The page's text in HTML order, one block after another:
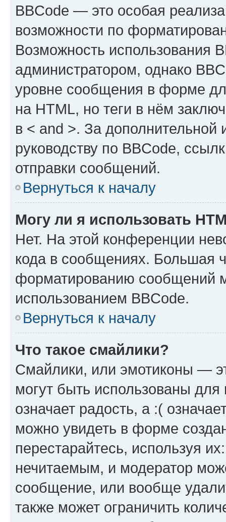
BBCode — это особая
возможности по
Возможность использования
администратором, однако
уровне сообщения в форме
на HTML, но теги в нём
в < and >. За
руководству по BBCode,
отправки сообщений.
Вернуться к началу
Могу ли я использовать
Нет. На этой конференции
кода в сообщениях. Большая
форматированию сообщений
использованием BBCode.
Вернуться к началу
Что такое смайлики?
Смайлики, или эмотиконы —
могут быть использованы
означает радость, а :(
можно увидеть в форме
перестарайтесь, используя
нечитаемым, и модератор
сообщение, или вообще
также может ограничить